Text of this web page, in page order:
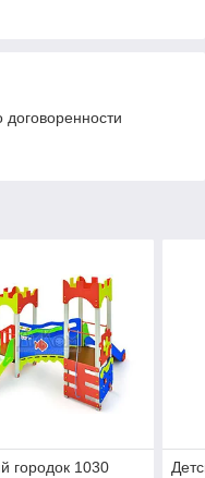
договоренности
городок 1030